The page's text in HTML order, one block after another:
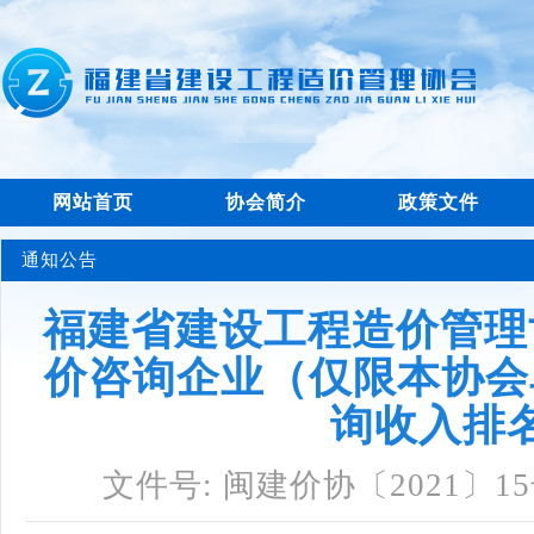
网站首页 协会简介 政策文件
通知公告
福建省建设工程造价管
价咨询企业（仅限本协
询收入排
文件号: 闽建价协〔2021〕